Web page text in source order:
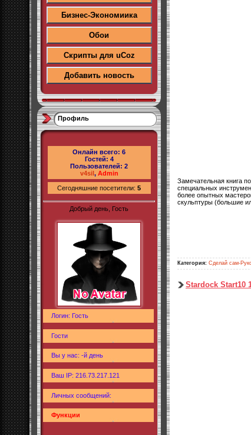
Бизнес-Экономиика
Обои
Скрипты для uCoz
Добавить новость
Профиль
Онлайн всего: 6
Гостей: 4
Пользователей: 2
v4sil, Admin
Сегодняшние посетители: 5
Добрый день, Гость
Логин: Гость
Гости
Вы у нас: -й день
Ваш IP: 216.73.217.121
Личных сообщений:
Функции
Замечательная книга
специальных
более опытных
скульптуры (большие
Категория: Сделай сам-
Stardock Start10